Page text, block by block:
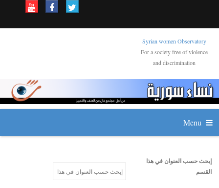
Syrian women Observatory
For a society free of violence
and discrimination
إبحث حسب العنوان في هذا
القسم